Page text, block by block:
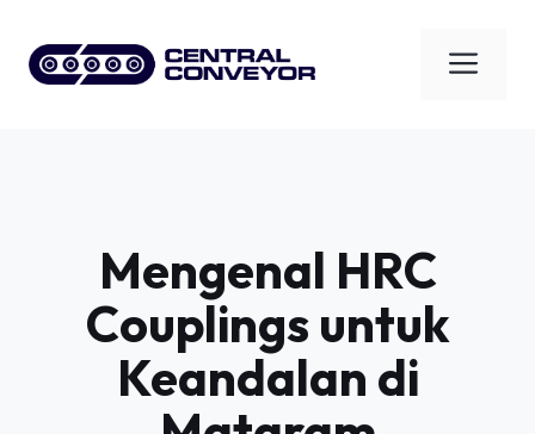
content
Mengenal HRC
Couplings untuk
Keandalan di